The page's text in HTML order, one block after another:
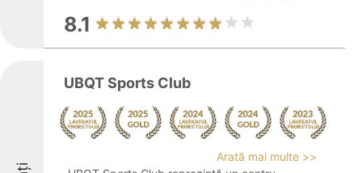
8.1
UBQT Sports Club
Arată mai multe >>